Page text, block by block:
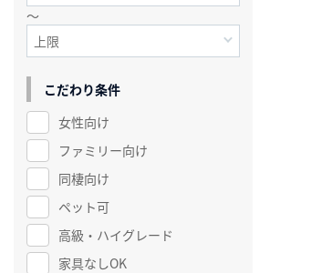
～
こだわり条件
女性向け
ファミリー向け
同棲向け
ペット可
高級・ハイグレード
家具なしOK